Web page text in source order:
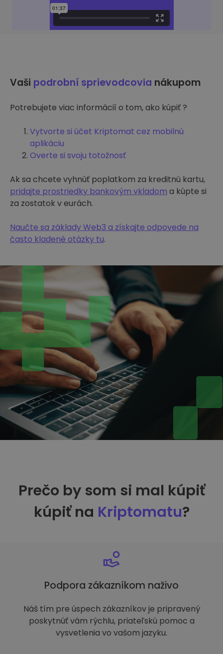
Vaši podrobní sprievodcovia nákupom
Potrebujete viac informácií o tom, ako kúpiť ?
Vytvorte si účet Kriptomat cez mobilnú
aplikáciu
Overte si svoju totožnosť
Ak sa chcete vyhnúť poplatkom za kreditnú kartu,
pridajte prostriedky bankovým vkladom a kúpte si
za zostatok v eurách.
Naučte sa základy Web3 a získajte odpovede na
často kladené otázky tu.
Prečo by som si mal kúpiť
kúpiť na Kriptomatu?
Podpora zákazníkom naživo
Náš tím pre úspech zákazníkov je pripravený
poskytnúť vám rýchlu, priateľskú pomoc a
vysvetlenia vo vašom jazyku.